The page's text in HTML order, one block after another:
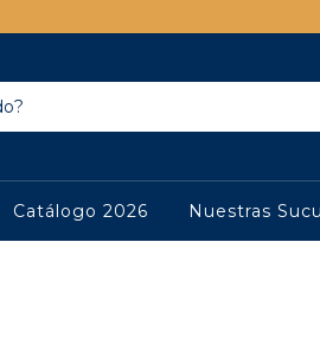
Catálogo 2026 Nuestras